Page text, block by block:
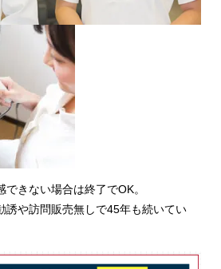
きない場合は終了でOK。
誘や訪問販売無しで45年も続いてい